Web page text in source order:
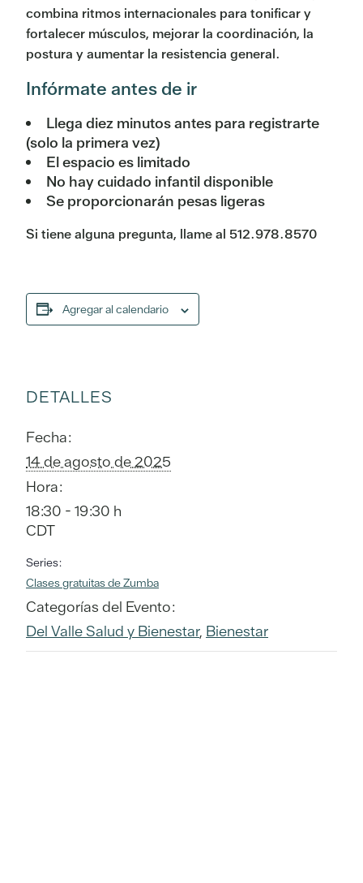
combina ritmos internacionales para tonificar y
fortalecer músculos, mejorar la coordinación, la
postura y aumentar la resistencia general.
Infórmate antes de ir
Llega diez minutos antes para registrarte
(solo la primera vez)
El espacio es limitado
No hay cuidado infantil disponible
Se proporcionarán pesas ligeras
Si tiene alguna pregunta, llame al 512.978.8570
Agregar al calendario
DETALLES
Fecha:
14 de agosto de 2025
Hora:
18:30 - 19:30 h
CDT
Series:
Clases gratuitas de Zumba
Categorías del Evento:
Del Valle Salud y Bienestar, Bienestar